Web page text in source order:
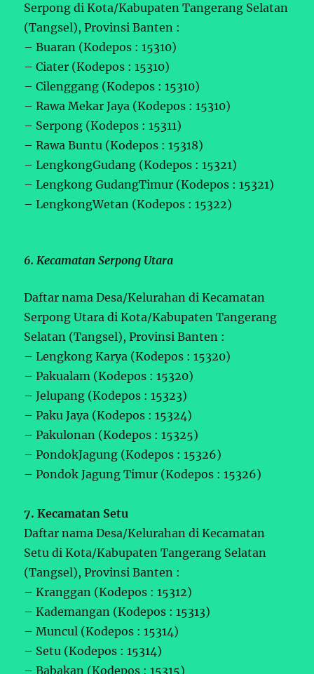
Serpong di Kota/Kabupaten Tangerang Selatan
(Tangsel), Provinsi Banten :
– Buaran (Kodepos : 15310)
– Ciater (Kodepos : 15310)
– Cilenggang (Kodepos : 15310)
– Rawa Mekar Jaya (Kodepos : 15310)
– Serpong (Kodepos : 15311)
– Rawa Buntu (Kodepos : 15318)
– LengkongGudang (Kodepos : 15321)
– Lengkong GudangTimur (Kodepos : 15321)
– LengkongWetan (Kodepos : 15322)
6. Kecamatan Serpong Utara
Daftar nama Desa/Kelurahan di Kecamatan
Serpong Utara di Kota/Kabupaten Tangerang
Selatan (Tangsel), Provinsi Banten :
– Lengkong Karya (Kodepos : 15320)
– Pakualam (Kodepos : 15320)
– Jelupang (Kodepos : 15323)
– Paku Jaya (Kodepos : 15324)
– Pakulonan (Kodepos : 15325)
– PondokJagung (Kodepos : 15326)
– Pondok Jagung Timur (Kodepos : 15326)
7. Kecamatan Setu
Daftar nama Desa/Kelurahan di Kecamatan
Setu di Kota/Kabupaten Tangerang Selatan
(Tangsel), Provinsi Banten :
– Kranggan (Kodepos : 15312)
– Kademangan (Kodepos : 15313)
– Muncul (Kodepos : 15314)
– Setu (Kodepos : 15314)
– Babakan (Kodepos : 15315)